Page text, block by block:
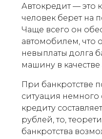
Автокредит — это
человек берет на
Чаще всего он
автомобилем, что
невыплаты долга
машину в качестве
При банкротстве
ситуация немного
кредиту
рублей, то,
банкротства